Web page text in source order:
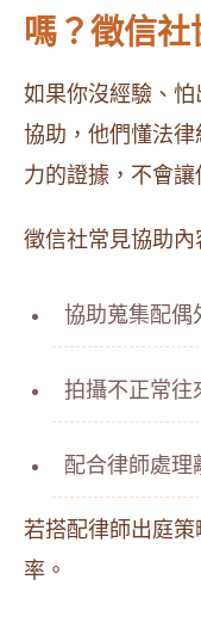
嗎？徵信
如果你沒經驗、
協助，他們懂法
力的證據，不會讓
徵信社常見協助內
協助蒐集配偶
拍攝不正常往
配合律師處理
若搭配律師出庭
率。